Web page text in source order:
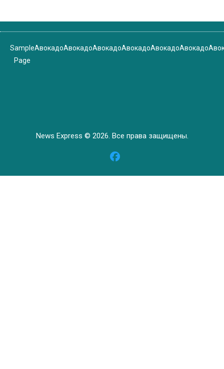
Sample
Page
АвокадоАвокадоАвокадоАвокадоАвокадоАвокадо
News Express © 2026. Все права защищены.